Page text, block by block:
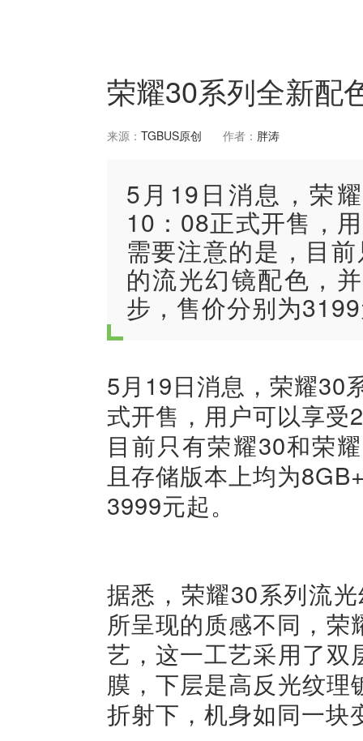
荣耀30系列全新配
来源： TGBUS原创 作者： 胖涛
​5月19日消息，荣
10：08正式开售，
需要注意的是，目
的流光幻镜配色，
步，售价分别为
5月19日消息，荣耀30
式开售，用户可以享受
目前只有荣耀30和荣
且存储版本上均为
3999元起。
据悉，荣耀30系列流
所呈现的质感不同，
艺，这一工艺采用了
膜，下层是高反光纹
折射下，机身如同一块